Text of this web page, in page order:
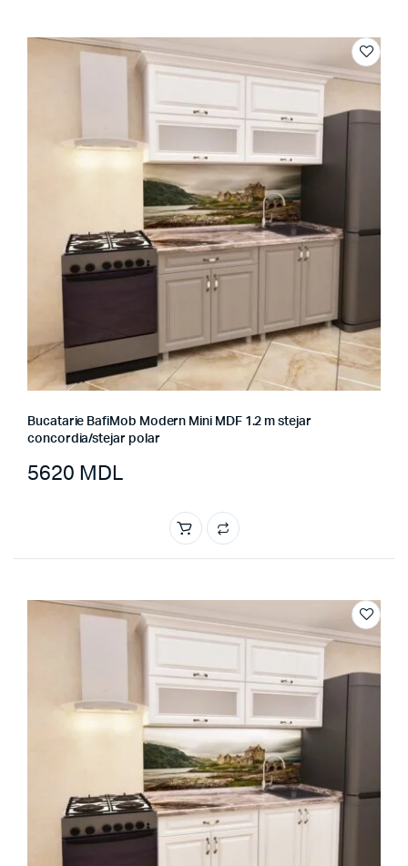
Bucatarie BafiMob Modern Mini MDF 1.2 m stejar
concordia/stejar polar
5620 MDL